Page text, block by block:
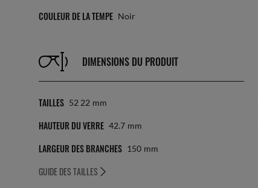
COULEUR DE LA TEMPE Noir
DIMENSIONS DU PRODUIT
TAILLES 52 22 Mm
HAUTEUR DU VERRE 42.7 Mm
LARGEUR DES BRANCHES 150 Mm
GUIDE DES TAILLES